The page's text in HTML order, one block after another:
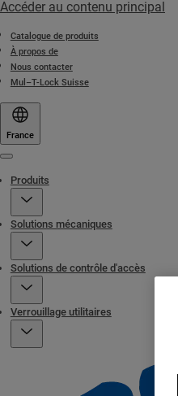
Accéder au contenu principal
Catalogue de produits
À propos de
Nous contacter
Mul–T-Lock Suisse
France
Produits
Solutions mécaniques
Solutions de contrôle d'accès
Verrouillage utilitaires